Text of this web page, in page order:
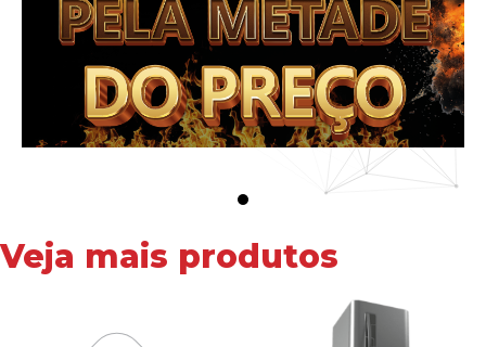
Veja mais produtos